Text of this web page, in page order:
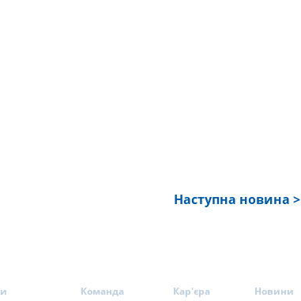
Наступна новина >
Команда Кар'єра Новини